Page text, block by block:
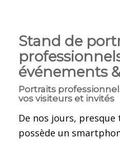
Stand de
événements
Portraits
vos visiteurs et invités
De nos jours,
possède un